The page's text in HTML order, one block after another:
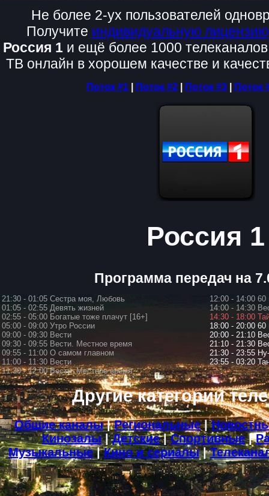
Не более 2-ух пользователей
Получите индивидуальную лицензию
Россия 1и ещё более 1000
ТВ онлайн в хорошем качестве и
Поток #1| Поток #2| Поток #3| Поток
Россия 1
Программа передач на
21:30 - 01:05 Сестра моя, Любовь
01:05 - 02:55 Девять жизней
02:55 - 05:00 Богатые тоже плачут [16+]
05:00 - 09:00 Утро России
09:00 - 09:30 Вести
09:30 - 09:55 Вести. Местное время
09:55 - 11:00 О самом главном
11:00 - 11:30 Вести
11:30 - 12:00 Вести. Местное время
12:00 - 14:00 60
14:00 - 14:30
14:30 - 18:00
18:00 - 20:00 60
20:00 - 21:10
21:10 - 21:30
21:30 - 23:55
23:55 - 03:20
Другие категории
Общие каналы|Региональные|
Кинозалы|Детские|Спортивные|
Музыкальные|Кино и сериалы|